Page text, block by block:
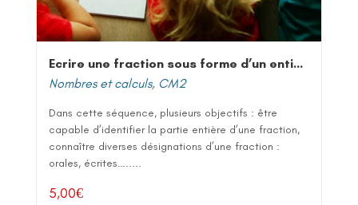
Ecrire une fraction sous forme d’un entier et d’une fraction
Nombres et calculs, CM2
Dans cette séquence, plusieurs objectifs : être
capable d’identifier la partie entière d’une fraction,
connaître diverses désignations d’une fraction :
orales, écrites….....
5,00€